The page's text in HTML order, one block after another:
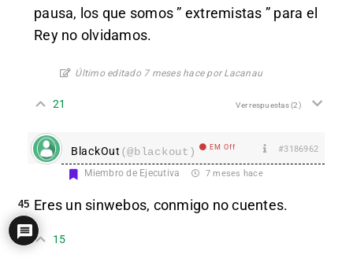
pausa, los que somos ” extremistas ” para el
Rey no olvidamos.
Último editado 7 meses hace por Lacanau
21 Ver respuestas(2)
BlackOut (@blackout) EM Off #3186962
Miembro de Ejecutiva 7 meses hace
Eres un sinwebos, conmigo no cuentes.
15
45